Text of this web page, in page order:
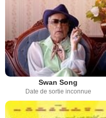
Swan Song
Date de sortie inconnue